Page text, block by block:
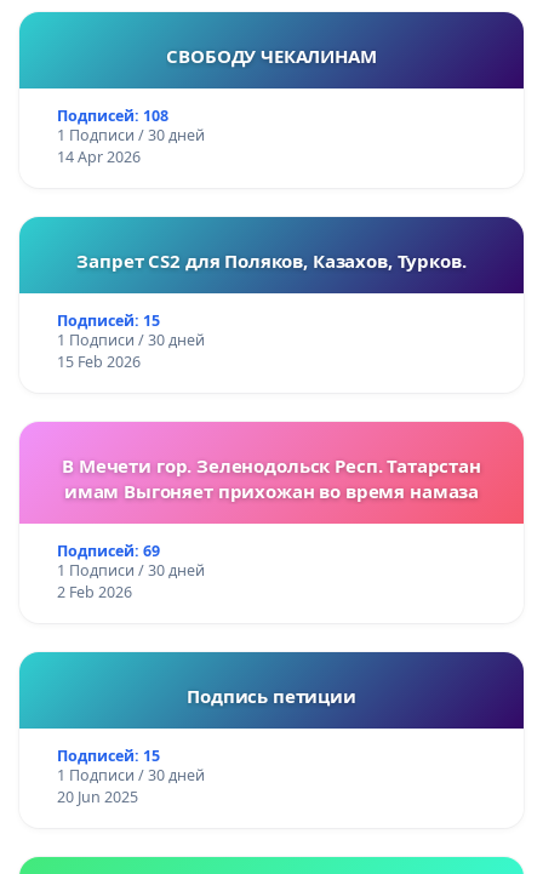
СВОБОДУ ЧЕКАЛИНАМ
Подписей: 108
1 Подписи / 30 дней
14 Apr 2026
Запрет CS2 для Поляков, Казахов, Турков.
Подписей: 15
1 Подписи / 30 дней
15 Feb 2026
В Мечети гор. Зеленодольск Респ. Татарстан
имам Выгоняет прихожан во время намаза
Подписей: 69
1 Подписи / 30 дней
2 Feb 2026
Подпись петиции
Подписей: 15
1 Подписи / 30 дней
20 Jun 2025